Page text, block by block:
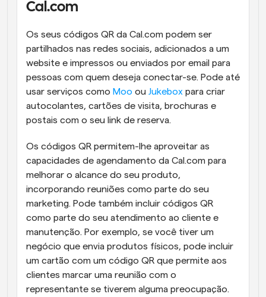
Cal.com
Os seus códigos QR da Cal.com podem ser
partilhados nas redes sociais, adicionados a um
website e impressos ou enviados por email para
pessoas com quem deseja conectar-se. Pode até
usar serviços como Moo ou Jukebox para criar
autocolantes, cartões de visita, brochuras e
postais com o seu link de reserva.
Os códigos QR permitem-lhe aproveitar as
capacidades de agendamento da Cal.com para
melhorar o alcance do seu produto,
incorporando reuniões como parte do seu
marketing. Pode também incluir códigos QR
como parte do seu atendimento ao cliente e
manutenção. Por exemplo, se você tiver um
negócio que envia produtos físicos, pode incluir
um cartão com um código QR que permite aos
clientes marcar uma reunião com o
representante se tiverem alguma preocupação.